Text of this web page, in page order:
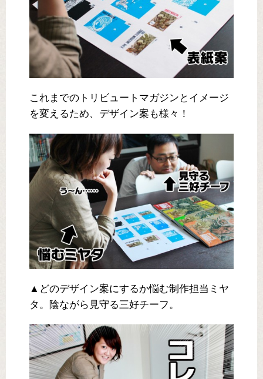
これまでのトリビュートマガジンとイメージ
を変えるため、デザイン案も様々！
▲どのデザイン案にするか悩む制作担当ミヤ
タ。陰ながら見守る三好チーフ。